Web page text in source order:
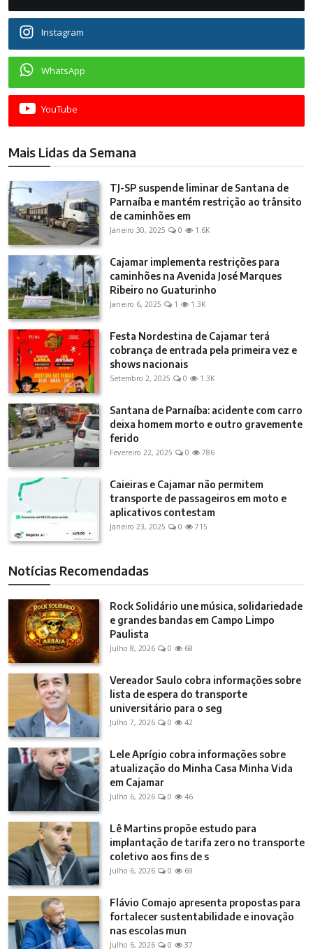
Instagram
WhatsApp
YouTube
Mais Lidas da Semana
TJ-SP suspende liminar de Santana de
Parnaíba e mantém restrição ao trânsito
de caminhões em
Janeiro 30, 2025 0 1.6K
Cajamar implementa restrições para
caminhões na Avenida José Marques
Ribeiro no Guaturinho
Janeiro 6, 2025 1 1.3K
Festa Nordestina de Cajamar terá
cobrança de entrada pela primeira vez e
shows nacionais
Setembro 2, 2025 0 1.3K
Santana de Parnaíba: acidente com carro
deixa homem morto e outro gravemente
ferido
Fevereiro 22, 2025 0 786
Caieiras e Cajamar não permitem
transporte de passageiros em moto e
aplicativos contestam
Janeiro 23, 2025 0 715
Notícias Recomendadas
Rock Solidário une música, solidariedade
e grandes bandas em Campo Limpo
Paulista
Julho 8, 2026 0 68
Vereador Saulo cobra informações sobre
lista de espera do transporte
universitário para o seg
Julho 7, 2026 0 42
Lele Aprígio cobra informações sobre
atualização do Minha Casa Minha Vida
em Cajamar
Julho 6, 2026 0 46
Lê Martins propõe estudo para
implantação de tarifa zero no transporte
coletivo aos fins de s
Julho 6, 2026 0 69
Flávio Comajo apresenta propostas para
fortalecer sustentabilidade e inovação
nas escolas mun
Julho 6, 2026 0 37